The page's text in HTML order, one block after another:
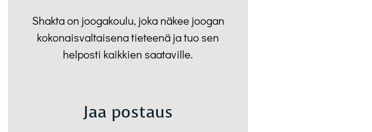
Shakta on joogakoulu, joka näkee joogan
kokonaisvaltaisena tieteenä ja tuo sen
helposti kaikkien saataville.
Jaa postaus